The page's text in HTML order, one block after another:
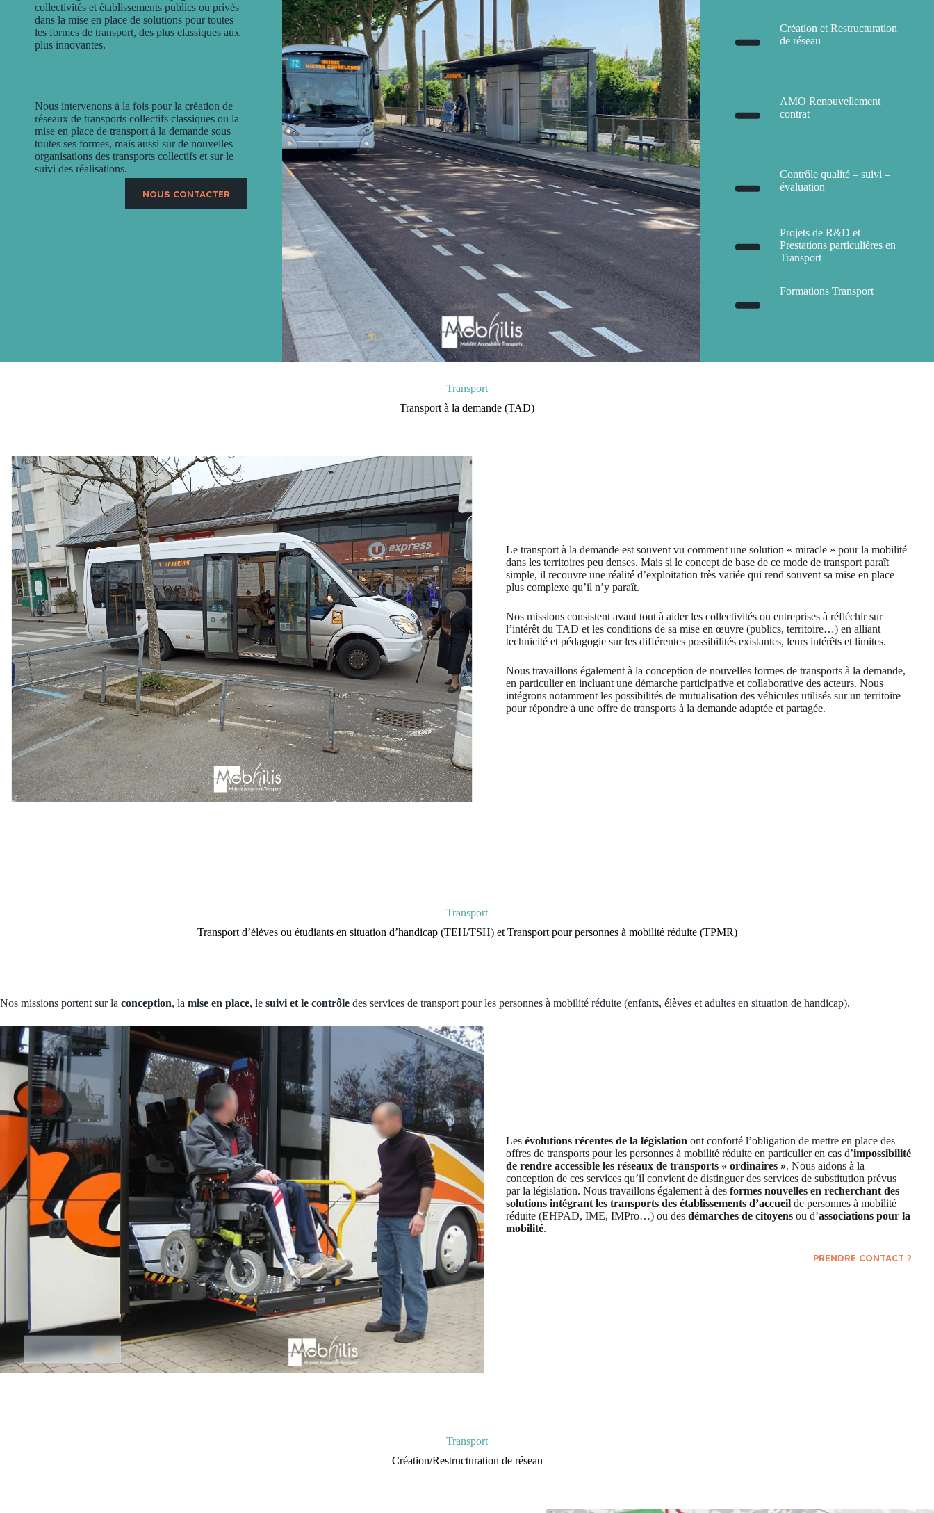
collectivités et établissements publics ou privés
dans la mise en place de solutions pour toutes
les formes de transport, des plus classiques aux
plus innovantes.
Nous intervenons à la fois pour la création de
réseaux de transports collectifs classiques ou la
mise en place de transport à la demande sous
toutes ses formes, mais aussi sur de nouvelles
organisations des transports collectifs et sur le
suivi des réalisations.
NOUS CONTACTER
Création et Restructuration
de réseau
AMO Renouvellement
contrat
Contrôle qualité – suivi –
évaluation
Projets de R&D et
Prestations particulières en
Transport
Formations Transport
Transport
Transport à la demande (TAD)
Le transport à la demande est souvent vu comment une solution « miracle » pour la mobilité
dans les territoires peu denses. Mais si le concept de base de ce mode de transport paraît
simple, il recouvre une réalité d’exploitation très variée qui rend souvent sa mise en place
plus complexe qu’il n’y paraît.
Nos missions consistent avant tout à aider les collectivités ou entreprises à réfléchir sur
l’intérêt du TAD et les conditions de sa mise en œuvre (publics, territoire…) en alliant
technicité et pédagogie sur les différentes possibilités existantes, leurs intérêts et limites.
Nous travaillons également à la conception de nouvelles formes de transports à la demande,
en particulier en incluant une démarche participative et collaborative des acteurs. Nous
intégrons notamment les possibilités de mutualisation des véhicules utilisés sur un territoire
pour répondre à une offre de transports à la demande adaptée et partagée.
Transport
Transport d’élèves ou étudiants en situation d’handicap (TEH/TSH) et Transport pour personnes à mobilité réduite (TPMR)
Nos missions portent sur la conception, la mise en place, le suivi et le contrôle des services de transport pour les personnes à mobilité réduite (enfants, élèves et adultes en situation de handicap).
Les évolutions récentes de la législation ont conforté l’obligation de mettre en place des
offres de transports pour les personnes à mobilité réduite en particulier en cas d’impossibilité
de rendre accessible les réseaux de transports « ordinaires ». Nous aidons à la
conception de ces services qu’il convient de distinguer des services de substitution prévus
par la législation. Nous travaillons également à des formes nouvelles en recherchant des
solutions intégrant les transports des établissements d’accueil de personnes à mobilité
réduite (EHPAD, IME, IMPro…) ou des démarches de citoyens ou d’associations pour la
mobilité.
PRENDRE CONTACT ?
Transport
Création/Restructuration de réseau